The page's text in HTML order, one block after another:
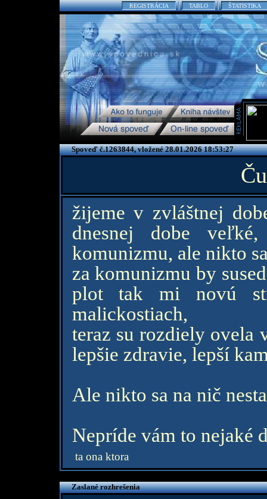
REGISTRÁCIA TABLO ŠTATISTIKA
Spoveď č.1263844, vložené 28.01.2026 18:53:27
žijeme v zvláštnej
dnesnej dobe
komunizmu, ale nikto
za komunizmu by
plot tak mi novú
malickostiach,
teraz su rozdiely ovela
lepšie zdravie, lepší
Ale nikto sa na nič
Nepríde vám to nejaké
ta ona ktora
Zaslané rozhrešenia